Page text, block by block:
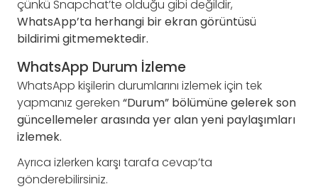
çünkü Snapchat’te olduğu gibi değildir,
WhatsApp’ta herhangi bir ekran görüntüsü
bildirimi gitmemektedir.
WhatsApp Durum İzleme
WhatsApp kişilerin durumlarını izlemek için tek
yapmanız gereken “Durum” bölümüne gelerek son
güncellemeler arasında yer alan yeni paylaşımları
izlemek.
Ayrıca izlerken karşı tarafa cevap’ta
gönderebilirsiniz.